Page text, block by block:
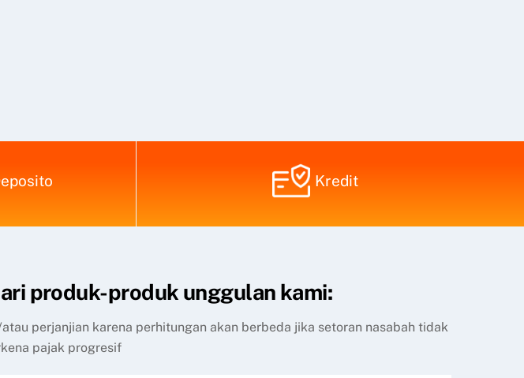
Kredit
produk-produk unggulan kami:
perjanjian karena perhitungan akan berbeda jika setoran nasabah tidak
pajak progresif